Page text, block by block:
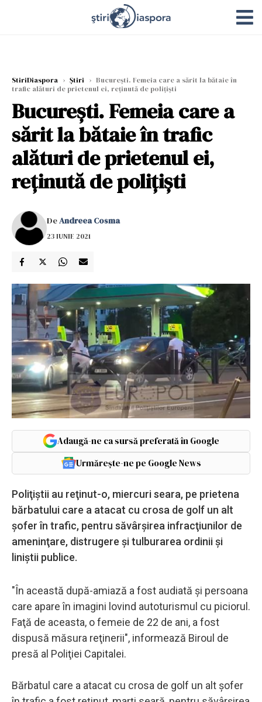
StiriDiaspora › Știri › Bucureşti. Femeia care a sărit la bătaie în
trafic alături de prietenul ei, reţinută de poliţişti
Bucureşti. Femeia care a
sărit la bătaie în trafic
alături de prietenul ei,
reţinută de poliţişti
DeAndreea Cosma
23 IUNIE 2021
Adaugă-ne ca sursă preferată în Google
Urmărește-ne pe Google News
Poliţiştii au reţinut-o, miercuri seara, pe prietena
bărbatului care a atacat cu crosa de golf un alt
şofer în trafic, pentru săvârşirea infracţiunilor de
ameninţare, distrugere şi tulburarea ordinii şi
liniştii publice.
"În această după-amiază a fost audiată şi persoana
care apare în imagini lovind autoturismul cu piciorul.
Faţă de aceasta, o femeie de 22 de ani, a fost
dispusă măsura reţinerii", informează Biroul de
presă al Poliţiei Capitalei.
Bărbatul care a atacat cu crosa de golf un alt şofer